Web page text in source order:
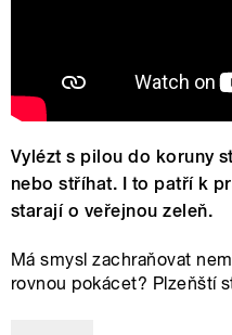
Vylézt s pilou do koruny
nebo stříhat. I to patří k
starají o veřejnou zeleň.
Má smysl zachraňovat
rovnou pokácet? Plzeňští